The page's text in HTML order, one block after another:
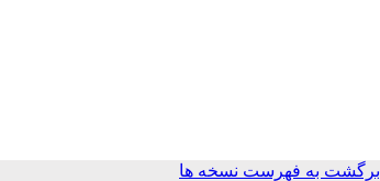
برگشت به فهرست نسخه ها